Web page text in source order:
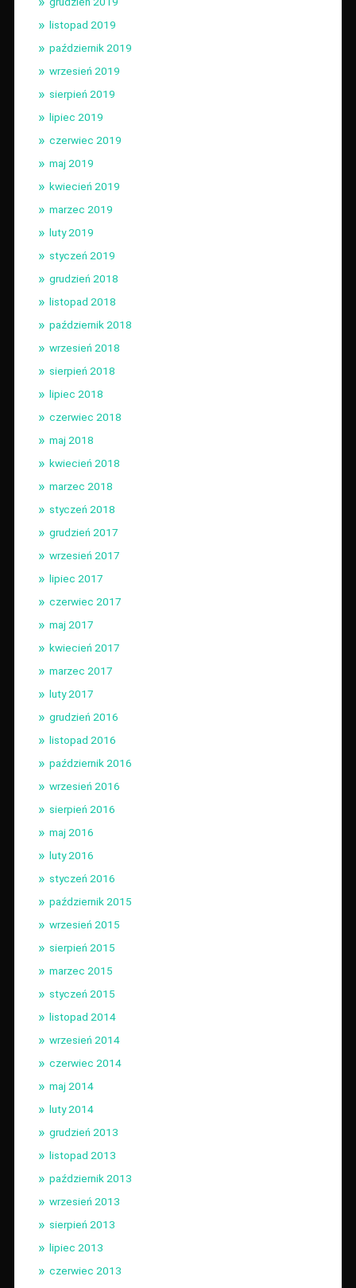
listopad 2019
październik 2019
wrzesień 2019
sierpień 2019
lipiec 2019
czerwiec 2019
maj 2019
kwiecień 2019
marzec 2019
luty 2019
styczeń 2019
grudzień 2018
listopad 2018
październik 2018
wrzesień 2018
sierpień 2018
lipiec 2018
czerwiec 2018
maj 2018
kwiecień 2018
marzec 2018
styczeń 2018
grudzień 2017
wrzesień 2017
lipiec 2017
czerwiec 2017
maj 2017
kwiecień 2017
marzec 2017
luty 2017
grudzień 2016
listopad 2016
październik 2016
wrzesień 2016
sierpień 2016
maj 2016
luty 2016
styczeń 2016
październik 2015
wrzesień 2015
sierpień 2015
marzec 2015
styczeń 2015
listopad 2014
wrzesień 2014
czerwiec 2014
maj 2014
luty 2014
grudzień 2013
listopad 2013
październik 2013
wrzesień 2013
sierpień 2013
lipiec 2013
czerwiec 2013